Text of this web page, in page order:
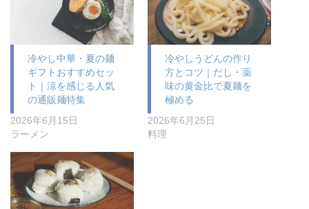
冷やし中華・夏の麺
ギフトおすすめセッ
ト｜涼を感じる人気
の通販麺特集
2026年6月15日
ラーメン
冷やしうどんの作り
方とコツ｜だし・薬
味の黄金比で夏麺を
極める
2026年6月25日
料理